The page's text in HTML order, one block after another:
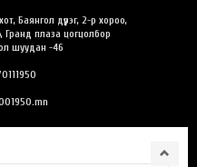
Баянгол дүүрэг, 2-р хороо,
Гранд плаза цогцолбор
шуудан -46